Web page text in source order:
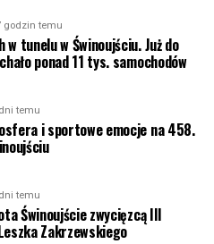
godzin temu
w tunelu w Świnoujściu. Już do
ponad 11 tys. samochodów
temu
i sportowe emocje na 458.
temu
Świnoujście zwycięzcą III
Zakrzewskiego